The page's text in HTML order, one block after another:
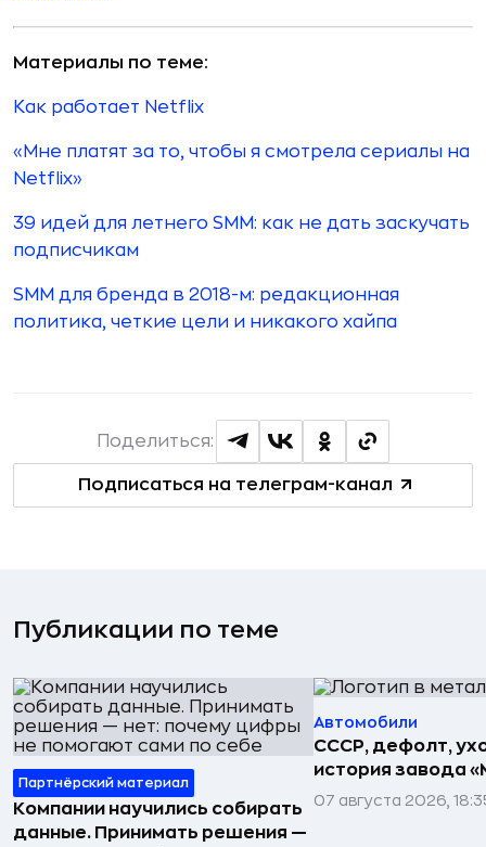
Материалы по теме:
Как работает Netflix
«Мне платят за то, чтобы я смотрела сериалы на
Netflix»
39 идей для летнего SMM: как не дать заскучать
подписчикам
SMM для бренда в 2018-м: редакционная
политика, четкие цели и никакого хайпа
Подписаться на телеграм-канал
Поделиться:
Публикации по теме
Партнёрский материал
Компании научились собирать
данные. Принимать решения —
Автомобили
СССР, дефолт,
история завода
07 августа 2026,